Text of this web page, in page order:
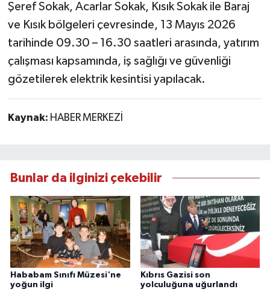
Şeref Sokak, Acarlar Sokak, Kısık Sokak ile Baraj
ve Kısık bölgeleri çevresinde, 13 Mayıs 2026
tarihinde 09.30 – 16.30 saatleri arasında, yatırım
çalışması kapsamında, iş sağlığı ve güvenliği
gözetilerek elektrik kesintisi yapılacak.
Kaynak: HABER MERKEZİ
Bunlar da ilginizi çekebilir
Hababam Sınıfı Müzesi'ne
yoğun ilgi
Kıbrıs Gazisi son
yolculuğuna uğurlandı